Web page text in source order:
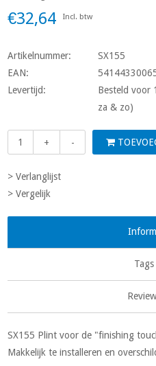
€32,64 Incl. btw
Artikelnummer:
SX155
EAN:
Levertijd:
Besteld voor
za & zo)
+ -
> Verlanglijst
> Vergelijk
Tags
SX155 Plint voor de "finishing
Makkelijk te installeren en